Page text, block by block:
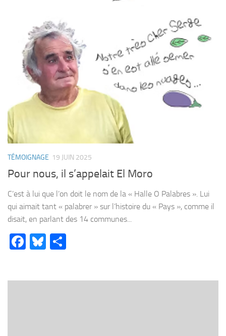
TÉMOIGNAGE 19 JUIN 2025
Pour nous, il s’appelait El Moro
C’est à lui que l’on doit le nom de la « Halle O Palabres ». Lui
qui aimait tant « palabrer » sur l’histoire du « Pays », comme il
disait, en parlant des 14 communes...
Facebook
Bluesky